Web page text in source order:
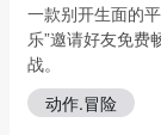
一款别开生面的
乐”邀请好友免费
战。
动作.冒险